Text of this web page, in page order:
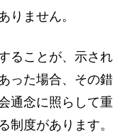
りません。
ることが、示され
った場合、その錯
通念に照らして重
制度があります。